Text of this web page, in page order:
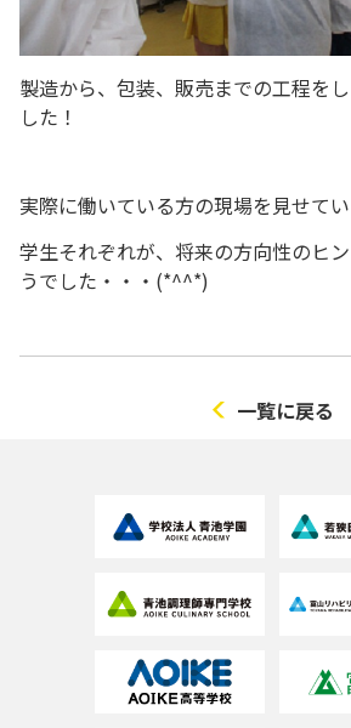
製造から、包装、販売までの工程を
した！
実際に働いている方の現場を見せてい
学生それぞれが、将来の方向性のヒ
うでした・・・(*^^*)
一覧に戻る